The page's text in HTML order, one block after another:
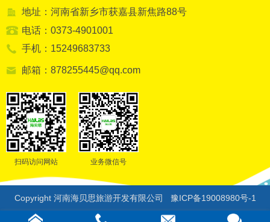
地址：河南省新乡市获嘉县新焦路88号
电话：0373-4901001
手机：15249683733
邮箱：878255445@qq.com
扫码访问网站 业务微信号
Copyright 河南海贝思旅游开发有限公司 豫ICP备19008980号-1